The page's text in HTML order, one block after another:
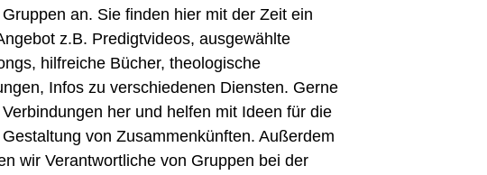
an. Sie finden hier mit der Zeit ein
z.B. Predigtvideos, ausgewählte
hilfreiche Bücher, theologische
Infos zu verschiedenen Diensten. Gerne
her und helfen mit Ideen für die
von Zusammenkünften. Außerdem
wir Verantwortliche von Gruppen bei der